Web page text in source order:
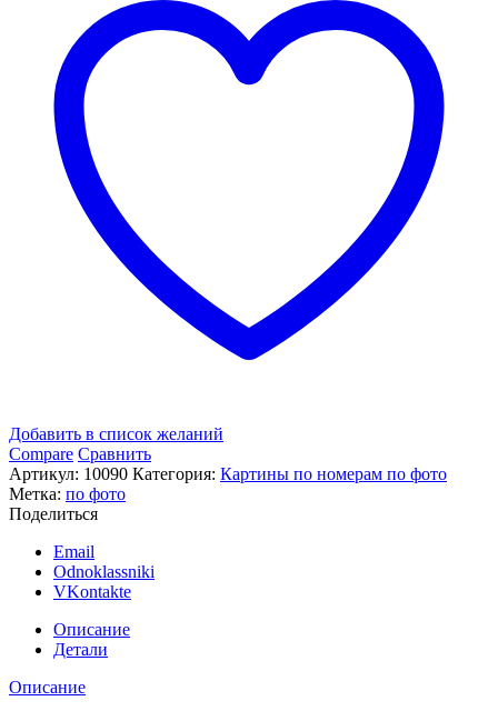
цветов
Добавить в список желаний
Compare Сравнить
Артикул: 10090 Категория: Картины по номерам по фото
Метка: по фото
Поделиться
Email
Odnoklassniki
VKontakte
Описание
Детали
Описание